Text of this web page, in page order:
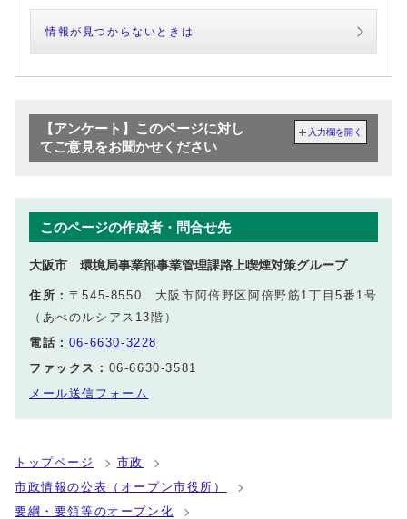
情報が見つからないときは
【アンケート】このページに対し
てご意見をお聞かせください
入力欄を開く
このページの作成者・問合せ先
大阪市 環境局事業部事業管理課路上喫煙対策グループ
住所： 〒545-8550 大阪市阿倍野区阿倍野筋1丁目5番1号
（あべのルシアス13階）
電話： 06-6630-3228
ファックス： 06-6630-3581
メール送信フォーム
トップページ
市政
市政情報の公表（オープン市役所）
要綱・要領等のオープン化